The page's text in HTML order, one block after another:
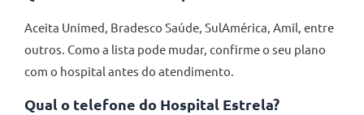
Aceita Unimed, Bradesco Saúde, SulAmérica, Amil, entre
outros. Como a lista pode mudar, confirme o seu plano
com o hospital antes do atendimento.
Qual o telefone do Hospital Estrela?